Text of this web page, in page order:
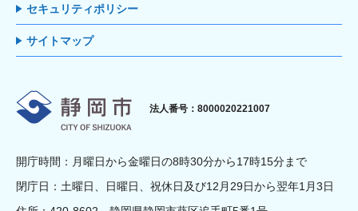
セキュリティポリシー
サイトマップ
静岡市
法人番号：8000020221007
開庁時間：月曜日から金曜日の8時30分から17時15分まで
閉庁日：土曜日、日曜日、祝休日及び12月29日から翌年1月3日